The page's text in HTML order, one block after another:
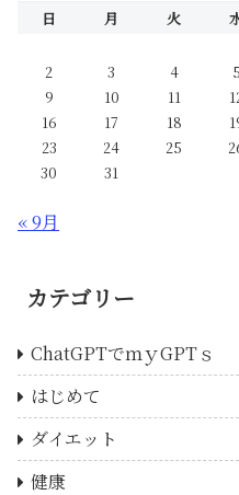
日 月 火
2
3 4 5
9
10 11
16
17 18
23
24 25
30
31
« 9月
カテゴリー
ChatGPTでｍｙGPTｓ
はじめて
ダイエット
健康